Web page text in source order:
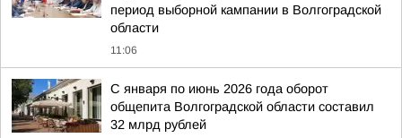
период выборной кампании в Волгоградской
области
11:06
С января по июнь 2026 года оборот
общепита Волгоградской области составил
32 млрд рублей